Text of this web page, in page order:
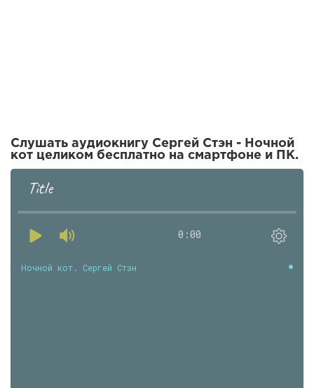
Слушать аудиокнигу Сергей Стэн - Ночной
кот целиком бесплатно на смартфоне и ПК.
Title
0:00
Ночной кот. Сергей Стэн